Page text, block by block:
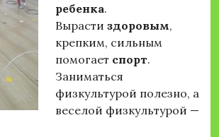
ребенка.
Вырасти здоровым,
крепким, сильным
помогает спорт.
Заниматься
физкультурой полезно, а
веселой физкультурой —